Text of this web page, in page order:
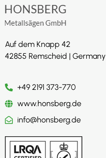
Auf dem Knapp 42
42855 Remscheid | Germany
+49 2191 373-770
www.honsberg.de
info@honsberg.de